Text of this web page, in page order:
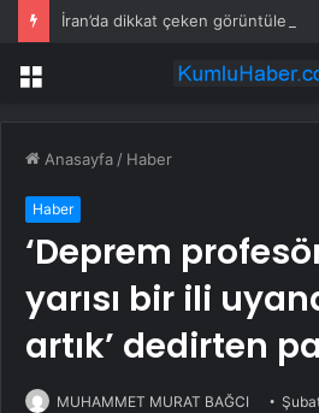
Menü
Anasayfa / Haber
Haber
‘Deprem
yarısı bir ili
artık’ dedirten
MUHAMMET MURAT BAĞCI